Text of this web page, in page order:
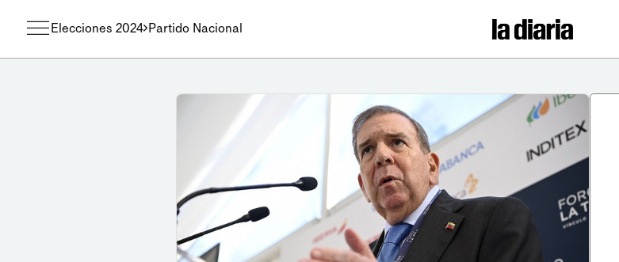
Elecciones 2024 Partido Nacional